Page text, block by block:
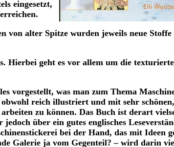
eingesetzt,
alter Spitze wurden jeweils neue Stoffe
Hierbei geht es vor allem um die
vorgestellt, was man zum Thema
obwohl reich illustriert und mit sehr
zu können. Das Buch ist derart
über ein gutes englisches
bei der Hand, das mit Ideen
Galerie ja vom Gegenteil? – wird darin